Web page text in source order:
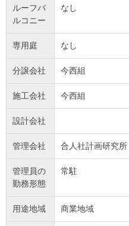
ルーフバ
ルコニー
なし
専用庭 なし
分譲会社 今西組
施工会社 今西組
設計会社
管理会社 合人社計画研究所
管理員の
勤務形態
常駐
用途地域 商業地域